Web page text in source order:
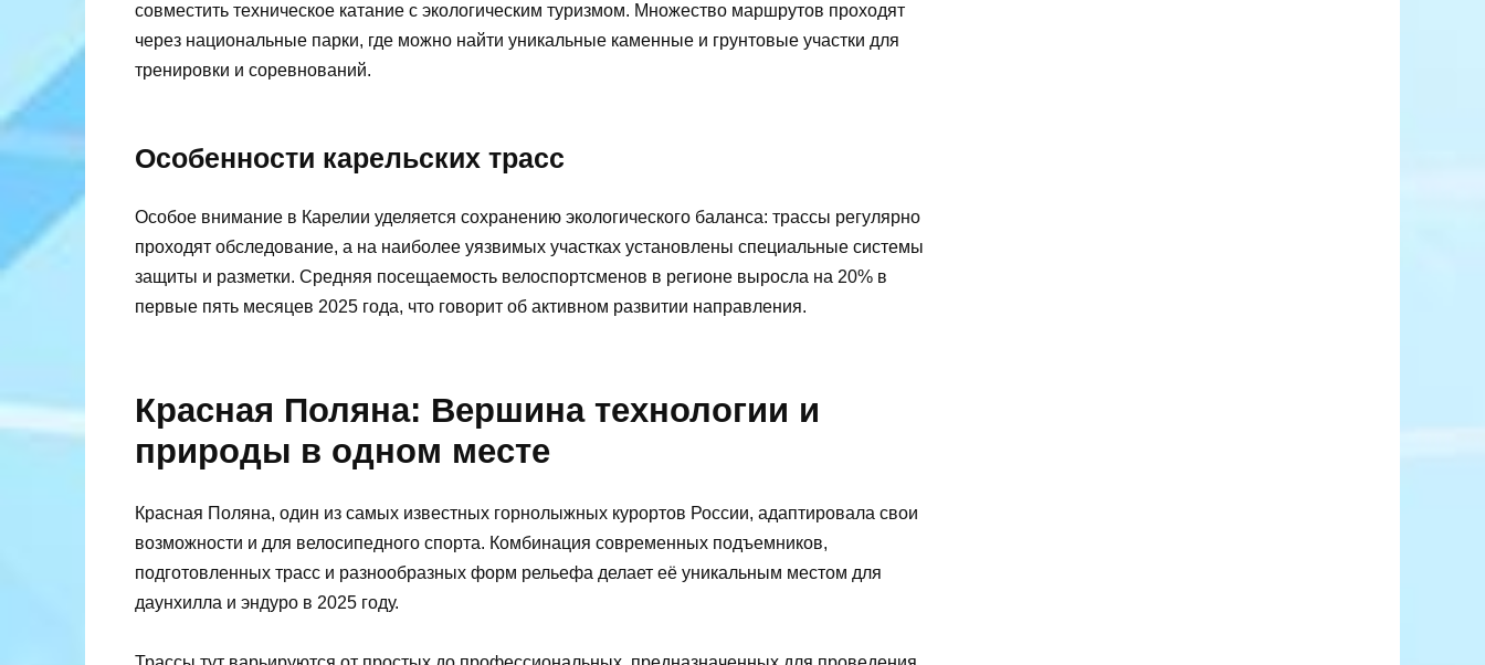
совместить техническое катание с экологическим туризмом. Множество маршрутов проходят
через национальные парки, где можно найти уникальные каменные и грунтовые участки для
тренировки и соревнований.
Особенности карельских трасс
Особое внимание в Карелии уделяется сохранению экологического баланса: трассы регулярно
проходят обследование, а на наиболее уязвимых участках установлены специальные системы
защиты и разметки. Средняя посещаемость велоспортсменов в регионе выросла на 20% в
первые пять месяцев 2025 года, что говорит об активном развитии направления.
Красная Поляна: Вершина технологии и
природы в одном месте
Красная Поляна, один из самых известных горнолыжных курортов России, адаптировала свои
возможности и для велосипедного спорта. Комбинация современных подъемников,
подготовленных трасс и разнообразных форм рельефа делает её уникальным местом для
даунхилла и эндуро в 2025 году.